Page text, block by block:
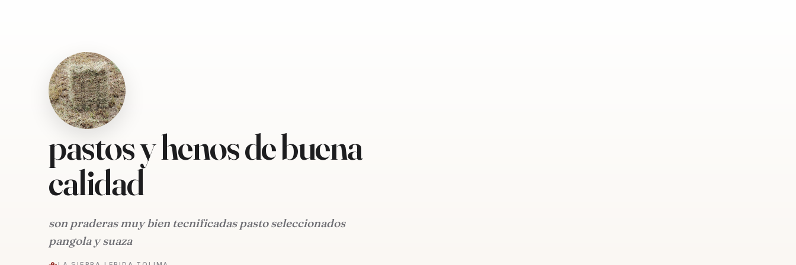
pastos y henos de buena
calidad
son praderas muy bien tecnificadas pasto seleccionados
pangola y suaza